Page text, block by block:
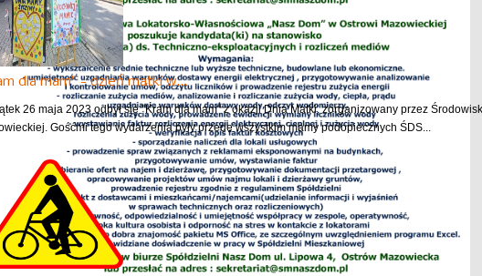
dla mam" - dzień matki w…
26 maja 2023 odbył się "Kram dla mam" z okazji Dnia Matki, zorganizowany przez
Gośćmi tego wydarzenia były przede wszystkim mamy podopiecznych ŚDS...